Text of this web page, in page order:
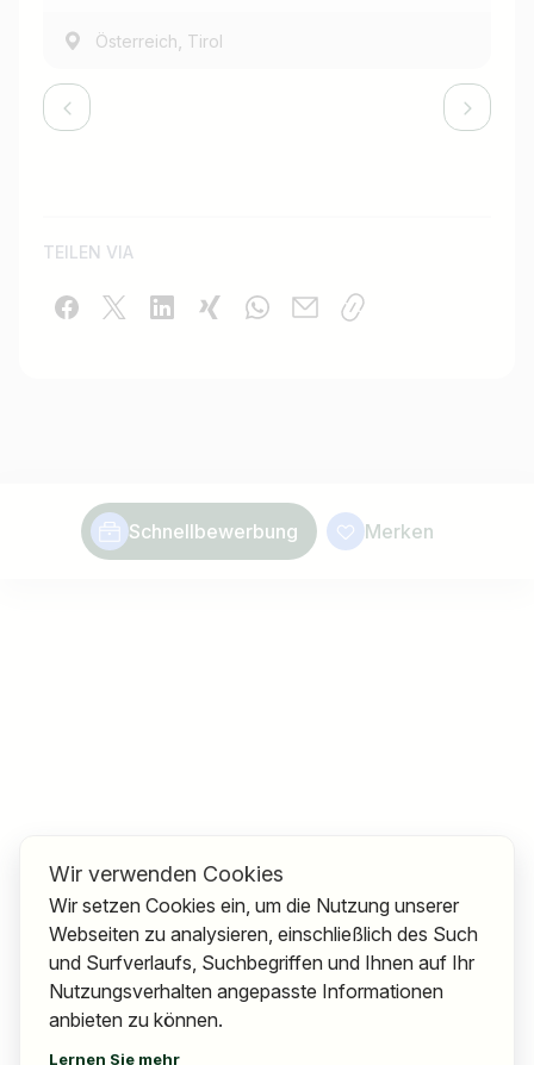
Österreich, Tirol
TEILEN VIA
Schnellbewerbung Merken
Wir verwenden Cookies
Wir setzen Cookies ein, um die Nutzung unserer
Webseiten zu analysieren, einschließlich des Such
und Surfverlaufs, Suchbegriffen und Ihnen auf Ihr
Nutzungsverhalten angepasste Informationen
anbieten zu können.
Lernen Sie mehr